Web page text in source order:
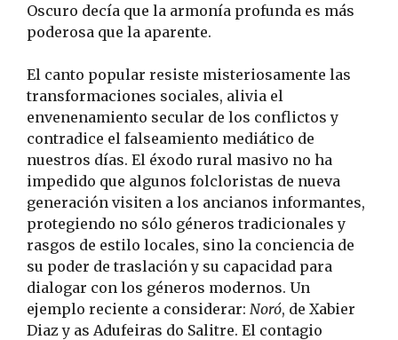
Oscuro decía que la armonía profunda es más
poderosa que la aparente.
El canto popular resiste misteriosamente las
transformaciones sociales, alivia el
envenenamiento secular de los conflictos y
contradice el falseamiento mediático de
nuestros días. El éxodo rural masivo no ha
impedido que algunos folcloristas de nueva
generación visiten a los ancianos informantes,
protegiendo no sólo géneros tradicionales y
rasgos de estilo locales, sino la conciencia de
su poder de traslación y su capacidad para
dialogar con los géneros modernos. Un
ejemplo reciente a considerar: Noró, de Xabier
Diaz y as Adufeiras do Salitre. El contagio